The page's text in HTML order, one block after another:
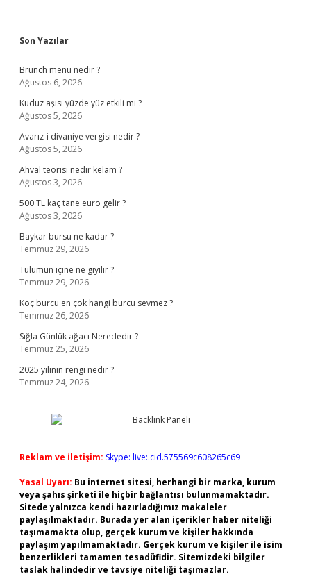
Sidebar
Son Yazılar
Brunch menü nedir ?
Ağustos 6, 2026
Kuduz aşısı yüzde yüz etkili mi ?
Ağustos 5, 2026
Avarız-i divaniye vergisi nedir ?
Ağustos 5, 2026
Ahval teorisi nedir kelam ?
Ağustos 3, 2026
500 TL kaç tane euro gelir ?
Ağustos 3, 2026
Baykar bursu ne kadar ?
Temmuz 29, 2026
Tulumun içine ne giyilir ?
Temmuz 29, 2026
Koç burcu en çok hangi burcu sevmez ?
Temmuz 26, 2026
Sığla Günlük ağacı Nerededir ?
Temmuz 25, 2026
2025 yılının rengi nedir ?
Temmuz 24, 2026
Reklam ve İletişim: Skype: live:.cid.575569c608265c69
Yasal Uyarı: Bu internet sitesi, herhangi bir marka, kurum
veya şahıs şirketi ile hiçbir bağlantısı bulunmamaktadır.
Sitede yalnızca kendi hazırladığımız makaleler
paylaşılmaktadır. Burada yer alan içerikler haber niteliği
taşımamakta olup, gerçek kurum ve kişiler hakkında
paylaşım yapılmamaktadır. Gerçek kurum ve kişiler ile isim
benzerlikleri tamamen tesadüfidir. Sitemizdeki bilgiler
taslak halindedir ve tavsiye niteliği taşımazlar.